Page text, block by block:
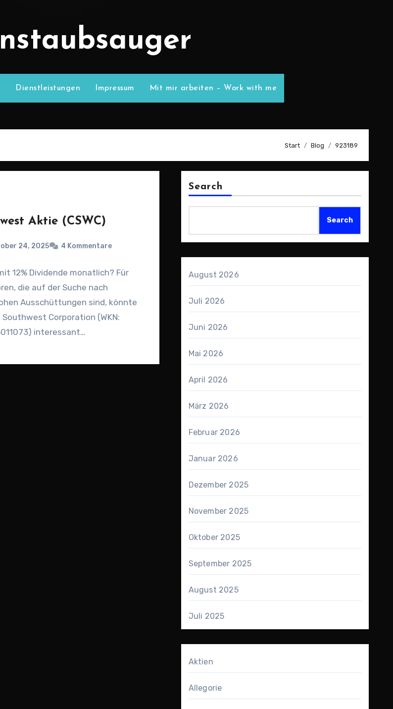
Dienstleistungen Impressum Mit mir arbeiten – Work with me
Start Blog 923189
Aktie (CSWC)
24, 2025 4 Kommentare
12% Dividende monatlich? Für
die auf der Suche nach
Ausschüttungen sind, könnte
Corporation (WKN:
interessant…
Search
Search
August 2026
Juli 2026
Juni 2026
Mai 2026
April 2026
März 2026
Februar 2026
Januar 2026
Dezember 2025
November 2025
Oktober 2025
September 2025
August 2025
Juli 2025
Aktien
Allegorie